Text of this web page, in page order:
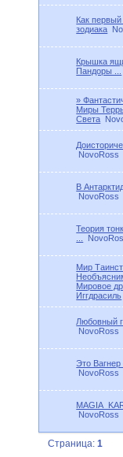
Как первый
зодиака
Крышка
Пандоры ...
»
Миры
Света
NovoRoss
B
NovoRoss
Теория
Мир
Мировое
Иггдрасиль
Любовный
NovoRoss
Это Вагнер
NovoRoss
NovoRoss
Страница:1